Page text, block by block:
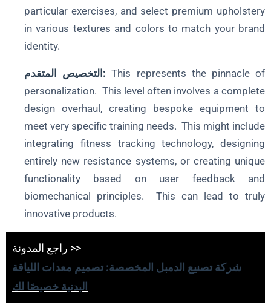
particular exercises, and select premium upholstery
in various textures and colors to match your brand
identity.
التخصيص المتقدم: This represents the pinnacle of
personalization. This level often involves a complete
design overhaul, creating bespoke equipment to
meet very specific training needs. This might include
integrating fitness tracking technology, designing
entirely new resistance systems, or creating unique
functionality based on user feedback and
biomechanical principles. This can lead to truly
innovative products.
راجع المدونة >>
شركة تصنيع الدمبل المخصصة: تصميم معدات اللياقة
البدنية خصيصًا لك